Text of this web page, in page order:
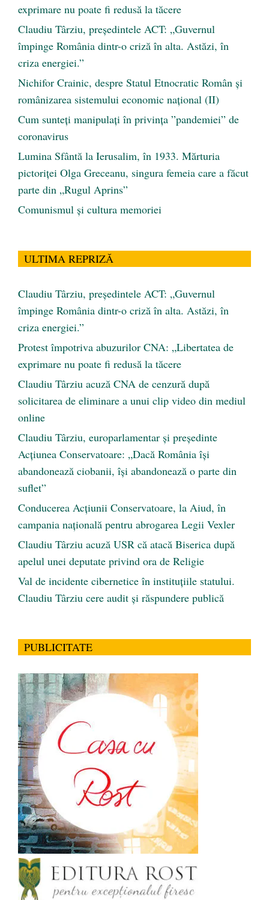
exprimare nu poate fi redusă la tăcere
Claudiu Târziu, președintele ACT: „Guvernul
împinge România dintr-o criză în alta. Astăzi, în
criza energiei.”
Nichifor Crainic, despre Statul Etnocratic Român şi
românizarea sistemului economic naţional (II)
Cum sunteți manipulați în privința ”pandemiei” de
coronavirus
Lumina Sfântă la Ierusalim, în 1933. Mărturia
pictoriței Olga Greceanu, singura femeia care a făcut
parte din „Rugul Aprins”
Comunismul şi cultura memoriei
ULTIMA REPRIZĂ
Claudiu Târziu, președintele ACT: „Guvernul
împinge România dintr-o criză în alta. Astăzi, în
criza energiei.”
Protest împotriva abuzurilor CNA: „Libertatea de
exprimare nu poate fi redusă la tăcere
Claudiu Târziu acuză CNA de cenzură după
solicitarea de eliminare a unui clip video din mediul
online
Claudiu Târziu, europarlamentar și președinte
Acțiunea Conservatoare: „Dacă România își
abandonează ciobanii, își abandonează o parte din
suflet”
Conducerea Acțiunii Conservatoare, la Aiud, în
campania națională pentru abrogarea Legii Vexler
Claudiu Târziu acuză USR că atacă Biserica după
apelul unei deputate privind ora de Religie
Val de incidente cibernetice în instituțiile statului.
Claudiu Târziu cere audit și răspundere publică
PUBLICITATE